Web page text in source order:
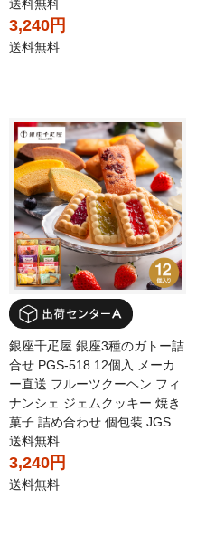
送料無料
3,240円
送料無料
銀座千疋屋 銀座3種のガトー詰
合せ PGS-518 12個入 メーカ
ー直送 フルーツクーヘン フィ
ナンシェ ジェムクッキー 焼き
菓子 詰め合わせ 個包装 JGS
送料無料
3,240円
送料無料